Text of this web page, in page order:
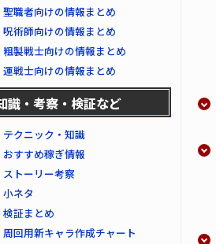
聖職者向けの情報まとめ
呪術師向けの情報まとめ
粗製戦士向けの情報まとめ
運戦士向けの情報まとめ
識・考察・検証など
テクニック・知識
おすすめ稼ぎ情報
ストーリー考察
小ネタ
検証まとめ
周回用新キャラ作成チャート